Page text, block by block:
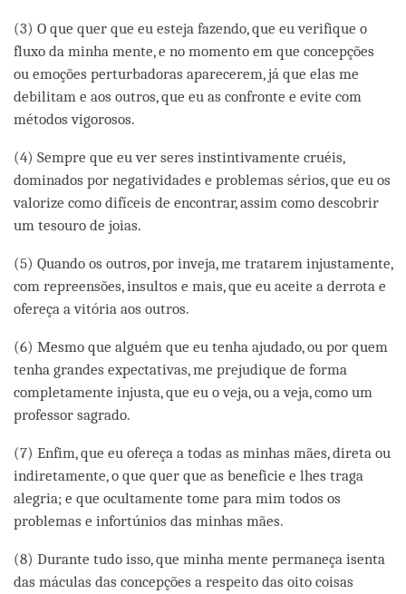
(3) O que quer que eu esteja fazendo, que eu verifique o
fluxo da minha mente, e no momento em que concepções
ou emoções perturbadoras aparecerem, já que elas me
debilitam e aos outros, que eu as confronte e evite com
métodos vigorosos.
(4) Sempre que eu ver seres instintivamente cruéis,
dominados por negatividades e problemas sérios, que eu os
valorize como difíceis de encontrar, assim como descobrir
um tesouro de joias.
(5) Quando os outros, por inveja, me tratarem injustamente,
com repreensões, insultos e mais, que eu aceite a derrota e
ofereça a vitória aos outros.
(6) Mesmo que alguém que eu tenha ajudado, ou por quem
tenha grandes expectativas, me prejudique de forma
completamente injusta, que eu o veja, ou a veja, como um
professor sagrado.
(7) Enfim, que eu ofereça a todas as minhas mães, direta ou
indiretamente, o que quer que as beneficie e lhes traga
alegria; e que ocultamente tome para mim todos os
problemas e infortúnios das minhas mães.
(8) Durante tudo isso, que minha mente permaneça isenta
das máculas das concepções a respeito das oito coisas